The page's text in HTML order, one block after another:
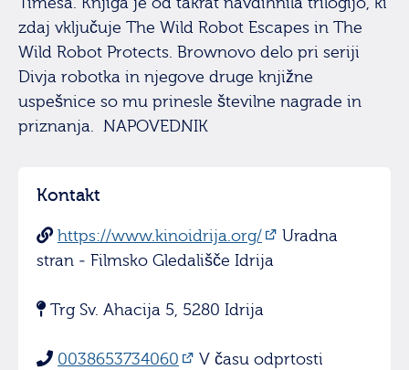
zdaj vključuje The Wild Robot Escapes in The
Wild Robot Protects. Brownovo delo pri seriji
Divja robotka in njegove druge knjižne
uspešnice so mu prinesle številne nagrade in
priznanja. NAPOVEDNIK
Kontakt
https://www.kinoidrija.org/
Uradna
stran - Filmsko Gledališče Idrija
Trg Sv. Ahacija 5, 5280 Idrija
0038653734060
V času odprtosti